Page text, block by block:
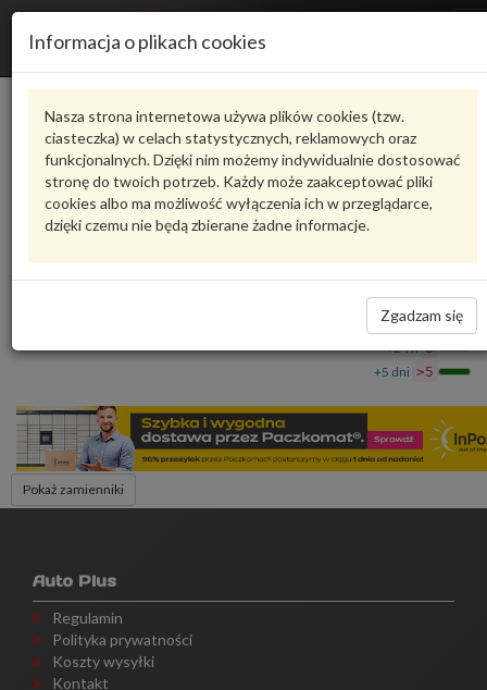
Informacja o plikach cookies
Nasza strona internetowa używa plików cookies (tzw.
ciasteczka) w celach statystycznych, reklamowych oraz
funkcjonalnych. Dzięki nim możemy indywidualnie dostosować
stronę do twoich potrzeb. Każdy może zaakceptować pliki
cookies albo ma możliwość wyłączenia ich w przeglądarce,
dzięki czemu nie będą zbierane żadne informacje.
Zgadzam się
Karta produktu
9A757390000VAG
VAG - produkt oryginalny VW AUDI SEAT SKODA
Olej do sprężarek 9A757390000 VAG
925,38 zł
Dostępność
Wrocław 0
+24 h 8
+5 dni >5
Pokaż zamienniki
Auto Plus
Regulamin
Polityka prywatności
Koszty wysyłki
Kontakt